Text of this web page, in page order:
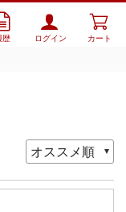
歴 ログイン カート